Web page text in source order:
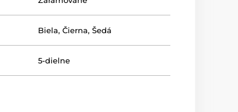
Biela,Čierna,Šedá
5-dielne